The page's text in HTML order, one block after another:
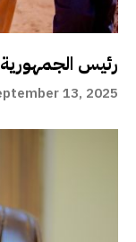
رئيس
13, 2025